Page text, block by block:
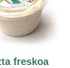
freskoa